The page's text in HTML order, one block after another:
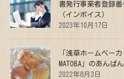
書発行事業者登録
（インボイス）
2023年10月17日
「浅草ホームベー
MATOBA」のあんぱん
2022年8月3日